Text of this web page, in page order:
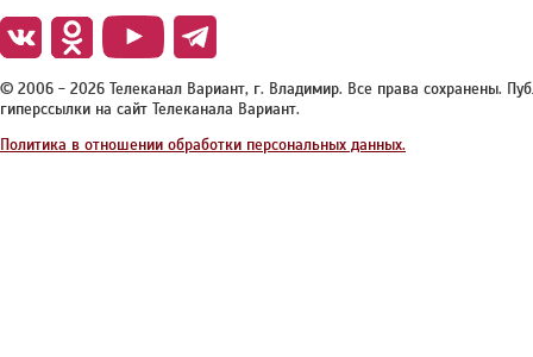
© 2006 - 2026 Телеканал Вариант, г. Владимир. Все права сохранены.
гиперссылки на сайт Телеканала Вариант.
Политика в отношении обработки персональных данных.